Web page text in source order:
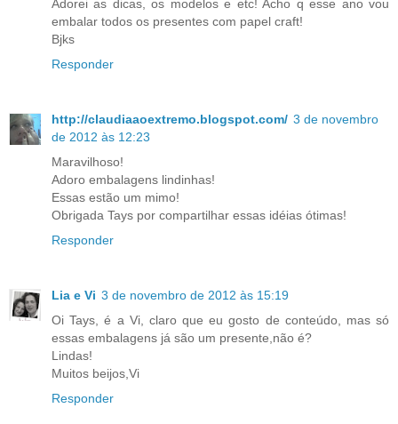
Adorei as dicas, os modelos e etc! Acho q esse ano vou
embalar todos os presentes com papel craft!
Bjks
Responder
http://claudiaaoextremo.blogspot.com/ 3 de novembro
de 2012 às 12:23
Maravilhoso!
Adoro embalagens lindinhas!
Essas estão um mimo!
Obrigada Tays por compartilhar essas idéias ótimas!
Responder
Lia e Vi 3 de novembro de 2012 às 15:19
Oi Tays, é a Vi, claro que eu gosto de conteúdo, mas só
essas embalagens já são um presente,não é?
Lindas!
Muitos beijos,Vi
Responder